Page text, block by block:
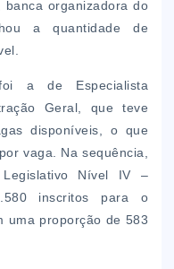
banca organizadora do
a quantidade de
a de Especialista
Geral, que teve
disponíveis, o que
vaga. Na sequência,
Nível IV –
inscritos para o
uma proporção de 583